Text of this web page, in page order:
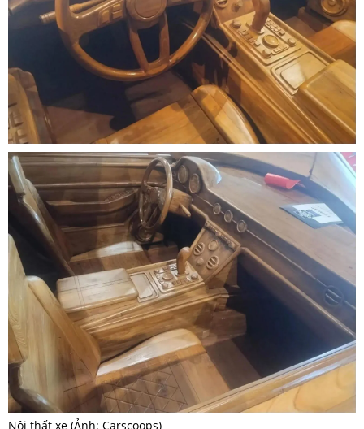
Nội thất xe (Ảnh: Carscoops)